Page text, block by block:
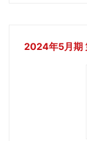
2024年5月期